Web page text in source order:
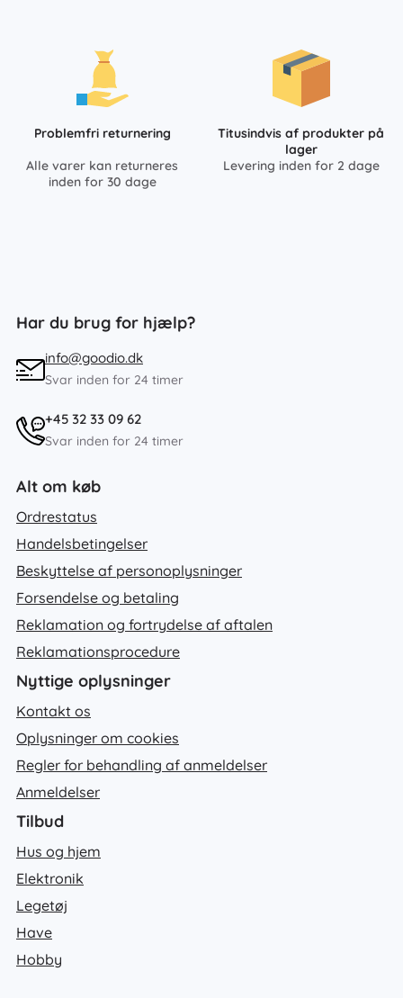
Problemfri returnering
Alle varer kan returneres
inden for 30 dage
Titusindvis af produkter på
lager
Levering inden for 2 dage
Har du brug for hjælp?
info@goodio.dk
Svar inden for 24 timer
+45 32 33 09 62
Svar inden for 24 timer
Alt om køb
Ordrestatus
Handelsbetingelser
Beskyttelse af personoplysninger
Forsendelse og betaling
Reklamation og fortrydelse af aftalen
Reklamationsprocedure
Nyttige oplysninger
Kontakt os
Oplysninger om cookies
Regler for behandling af anmeldelser
Anmeldelser
Tilbud
Hus og hjem
Elektronik
Legetøj
Have
Hobby